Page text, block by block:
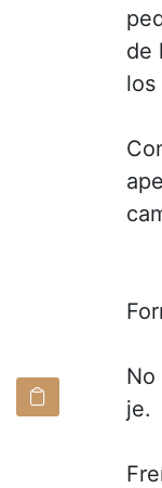
de
los
No
je.